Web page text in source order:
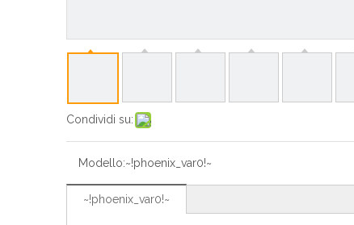
Condividi su:
Modello:~!phoenix_var0!~
~!phoenix_var0!~